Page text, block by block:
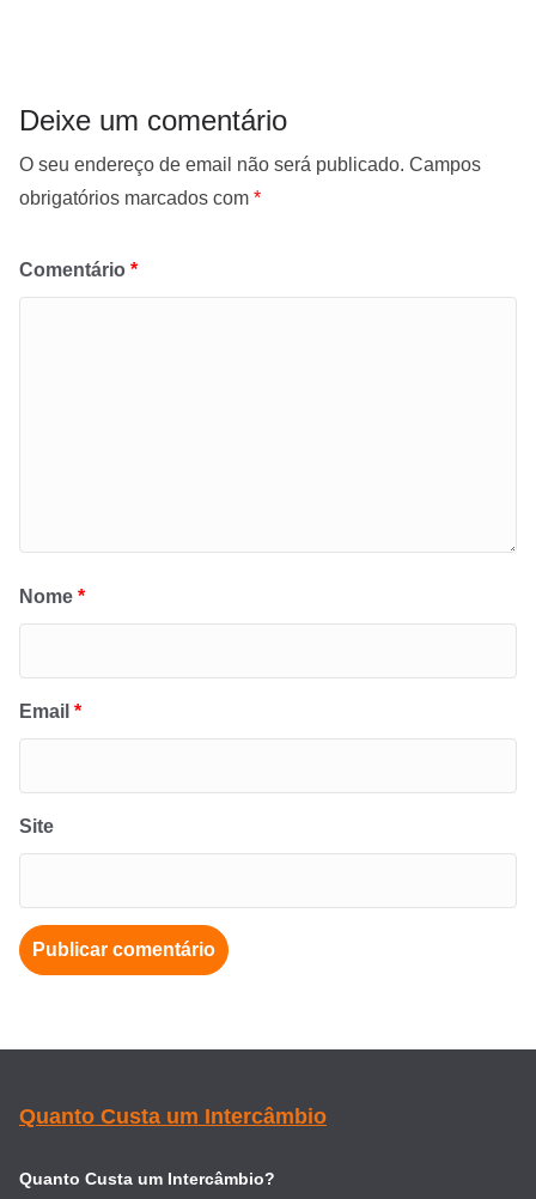
Deixe um comentário
O seu endereço de email não será publicado. Campos
obrigatórios marcados com *
Comentário *
Nome *
Email *
Site
Quanto Custa um Intercâmbio
Quanto Custa um Intercâmbio?